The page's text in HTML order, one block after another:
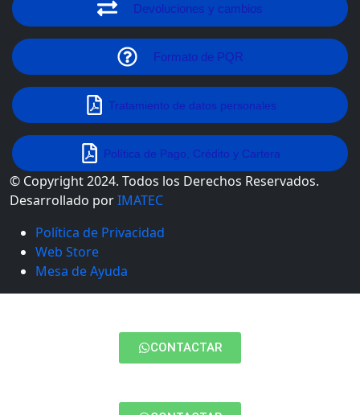
Devoluciones y cambios
Formato de PQR
Tratamiento de datos personales
Política de Pago, Crédito y Cartera
© Copyright 2024. Todos los Derechos Reservados.
Desarrollado porIMATEC
Política de Privacidad
Web Store
Mesa de Ayuda
CONTACTAR